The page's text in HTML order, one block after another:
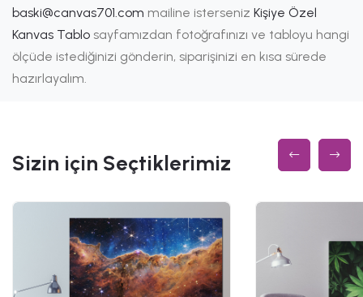
baski@canvas701.com mailine isterseniz Kişiye Özel
Kanvas Tablo sayfamızdan fotoğrafınızı ve tabloyu hangi
ölçüde istediğinizi gönderin, siparişinizi en kısa sürede
hazırlayalım.
Sizin için Seçtiklerimiz